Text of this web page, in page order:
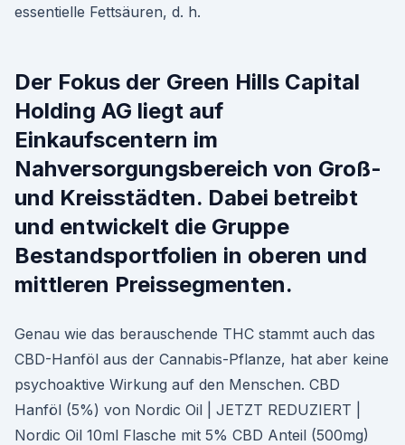
essentielle Fettsäuren, d. h.
Der Fokus der Green Hills Capital
Holding AG liegt auf
Einkaufscentern im
Nahversorgungsbereich von Groß-
und Kreisstädten. Dabei betreibt
und entwickelt die Gruppe
Bestandsportfolien in oberen und
mittleren Preissegmenten.
Genau wie das berauschende THC stammt auch das
CBD-Hanföl aus der Cannabis-Pflanze, hat aber keine
psychoaktive Wirkung auf den Menschen. CBD
Hanföl (5%) von Nordic Oil | JETZT REDUZIERT |
Nordic Oil 10ml Flasche mit 5% CBD Anteil (500mg)